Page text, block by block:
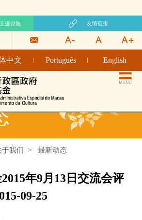
援设施 友情链接
中文 Português English
MENU
于我们 最新动态
年9月13日交流会评
09-25